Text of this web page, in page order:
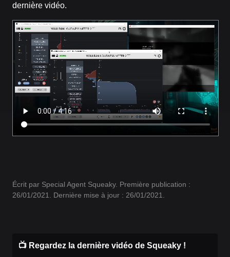
dernière vidéo.
Écrit par Special Agent Squeaky. Première publication :
26/01/2021. Dernière mise à jour : 26/01/2021.
📺 Regardez la dernière vidéo de Squeaky !